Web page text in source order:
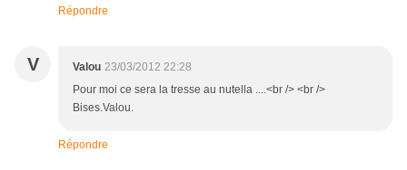
Répondre
V Valou 23/03/2012 22:28
Pour moi ce sera la tresse au nutella ....<br /> <br />
Bises.Valou.
Répondre